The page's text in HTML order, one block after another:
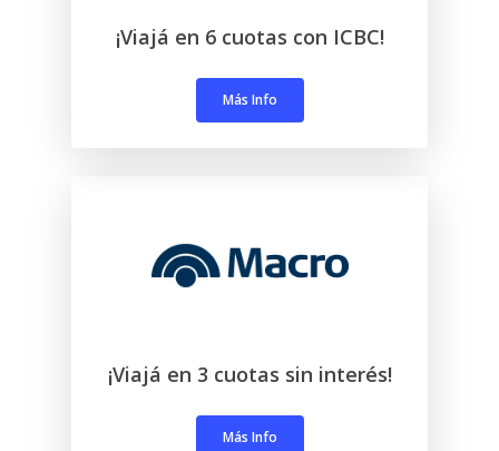
¡Viajá en 6 cuotas con ICBC!
Más Info
¡Viajá en 3 cuotas sin interés!
Más Info